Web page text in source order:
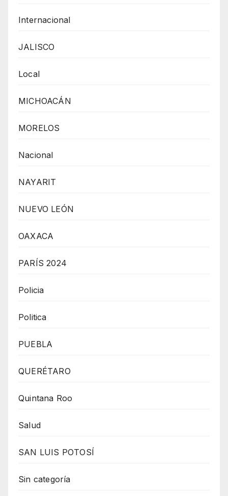
Internacional
JALISCO
Local
MICHOACÁN
MORELOS
Nacional
NAYARIT
NUEVO LEÓN
OAXACA
PARÍS 2024
Policia
Politica
PUEBLA
QUERÉTARO
Quintana Roo
Salud
SAN LUIS POTOSÍ
Sin categoría